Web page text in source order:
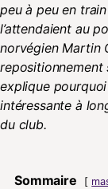
peu à peu en
l’attendaient au
norvégien Martin
repositionnement
explique
intéressante à
du club.
Sommaire